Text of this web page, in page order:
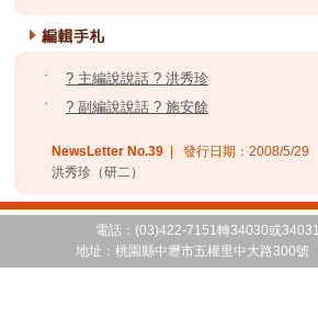
˙ ? 主編說說話 ? 洪秀珍
˙
? 副編說說話 ? 施安餘
NewsLetter No.39 | 發行日期： 2008/5/29
洪秀珍（研二）
電話：(03)422-7151轉34030或
地址：桃園縣中壢市五權里中大路300